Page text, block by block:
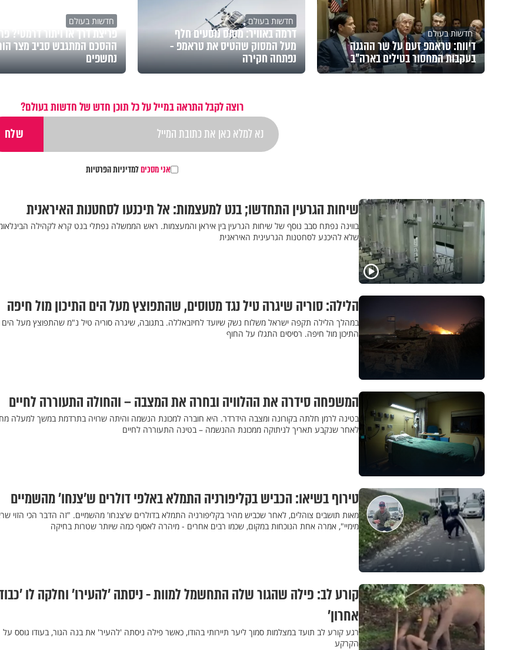
חדשות בעולם
דיווח: טראמפ זעם על שר ההגנה
בעקבות המחסור בטילים בארה"ב
חדשות בעולם
דרמה באוויר: מטוס נוסעים חלף
מעל המסוק שהטיס את טראמפ -
נפתחה חקירה
חדשות בעולם
פריצת דרך או ויתור דרמטי?
ההסכם המתגבש סביב מצר
נחשפים
רוצה לקבל התראה במייל על כל תוכן חדש של חדשות בעולם?
אני מסכיםלמדיניות הפרטיות
שיחות הגרעין התחדשו; בנט למעצמות: אל תיכנעו לסחטנות האיראנית
בווינה נפתח סבב נוסף של שיחות הגרעין בין איראן והמעצמות. ראש הממשלה נפתלי בנט קרא לקהילה
שלא להיכנע לסחטנות הגרעינית האיראנית
הלילה: סוריה שיגרה טיל נגד מטוסים, שהתפוצץ מעל הים התיכון מול חיפה
במהלך הלילה תקפה ישראל משלוח נשק שיועד לחיזבאללה. בתגובה, שיגרה סוריה טיל נ"מ שהתפוצץ מעל הים
התיכון מול חיפה. רסיסים התגלו על החוף
המשפחה סידרה את ההלוויה ובחרה את המצבה – והחולה התעוררה לחיים
בטינה לרמן חלתה בקורונה ומצבה הידרדר. היא חוברה למכונת הנשמה והיתה שרויה בתרדמת במשך למעלה
לאחר שנקבע תאריך לניתוקה ממכונת ההנשמה – בטינה התעוררה לחיים
טירוף בשיאו: הכביש בקליפורניה התמלא באלפי דולרים ש’צנחו’ מהשמיים
מאות תושבים צוהלים, לאחר שכביש מהיר בקליפורניה התמלא בדולרים ש'צנחו' מהשמיים. "זה הדבר הכי הזוי
מימיי", אמרה אחת הנוכחות במקום, שכמו רבים אחרים - מיהרה לאסוף כמה שיותר שטרות בחיקה
קורע לב: פילה שהגור שלה התחשמל למוות - ניסתה 'להעירו' וחלקה לו
אחרון'
רגע קורע לב תועד במצלמות סמוך ליער תיירותי בהודו, כאשר פילה ניסתה 'להעיר' את בנה הגור, בעודו גוסס על
הקרקע